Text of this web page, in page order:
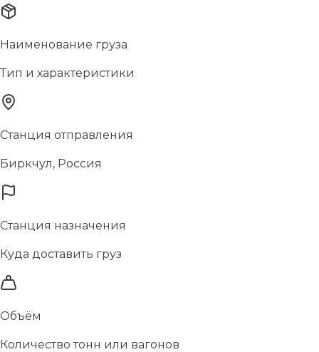
Наименование груза
Тип и характеристики
Станция отправления
Биркчул, Россия
Станция назначения
Куда доставить груз
Объём
Количество тонн или вагонов